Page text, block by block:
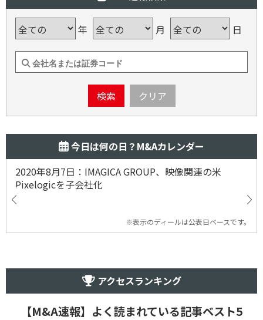
年 月 日
検索 クリア
今日は何の日？M&Aカレンダー
2020年8月7日：IMAGICA GROUP、映像関連の米
Pixelogicを子会社化
※表示のディールは公表日ベースです。
アクセスランキング
【M&A速報】よく読まれている記事ベスト5